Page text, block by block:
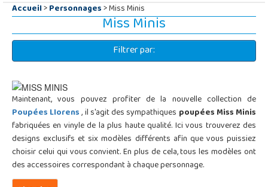
Accueil>Personnages> Miss Minis
Miss Minis
Filtrer par:
Maintenant, vous pouvez profiter de la nouvelle collection de
Poupées Llorens, il s'agit des sympathiques poupées Miss Minis
fabriquées en vinyle de la plus haute qualité. Ici vous trouverez des
designs exclusifs et six modèles différents afin que vous puissiez
choisir celui qui vous convient. En plus de cela, tous les modèles ont
des accessoires correspondant à chaque personnage.